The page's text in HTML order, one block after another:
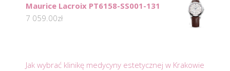
Maurice Lacroix PT6158-SS001-131
7 059.00zł
Jak wybrać klinikę medycyny estetycznej w Krakowie